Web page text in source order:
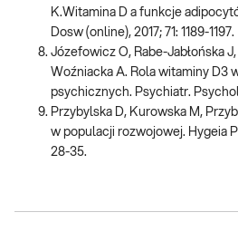
K.Witamina D a funkcje
Dosw (online), 2017; 71: 1189-1197.
Józefowicz O, Rabe-Jabłońska
Woźniacka A. Rola witaminy D3
psychicznych. Psychiatr.
Przybylska D, Kurowska M,
w populacji rozwojowej. Hygeia
28-35.